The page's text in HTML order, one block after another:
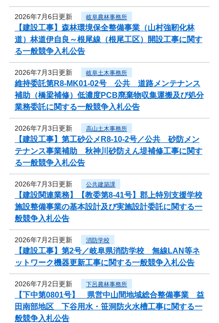
2026年7月6日更新 岐阜農林事務所
【建設工事】森林環境保全整備事業（山村強靭化林
道）林道伊自良～根尾線（根尾工区）開設工事に関す
る一般競争入札公告
2026年7月3日更新 岐阜土木事務所
維持委託第R8-MK01-02号 公共 道路メンテナンス
補助（橋梁補修）低濃度PCB廃棄物収集運搬及び処分
業務委託に関する一般競争入札公告
2026年7月3日更新 高山土木事務所
【建設工事】第工砂公メR8-10-2号／公共 砂防メン
テナンス事業補助 秋神川砂防えん堤補修工事に関す
る一般競争入札公告
2026年7月3日更新 公共建築課
【建設関連業務】【教委第8-41号】郡上特別支援学校
施設整備事業の基本設計及び実施設計委託に関する一
般競争入札公告
2026年7月2日更新 消防学校
【建設工事】第2号／岐阜県消防学校 無線LAN等ネ
ットワーク機器更新工事に関する一般競争入札公告
2026年7月2日更新 下呂農林事務所
【下中第0801号】 県営中山間地域総合整備事業 益
田南部地区 下谷用水・笹洞防火水槽工事に関する一
般競争入札公告